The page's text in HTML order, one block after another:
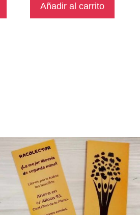
Añadir al carrito